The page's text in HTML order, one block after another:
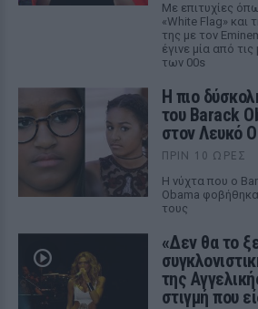
Με επιτυχίες
«White Flag» και
της με τον
έγινε μία από
των 00s
Η πιο
του Barack
στον Λευκό
ΠΡΙΝ 10 ΏΡΕΣ
Η νύχτα που ο
Obama
τους
«Δεν θα το
της
στιγμή που